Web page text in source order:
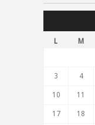
L M
3 4
10 11
17 18